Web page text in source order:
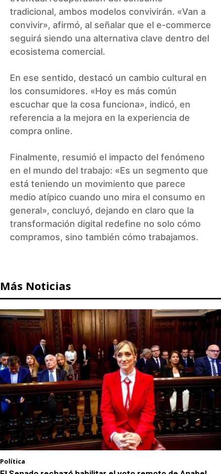
tradicional, ambos modelos convivirán. «Van a
convivir», afirmó, al señalar que el e-commerce
seguirá siendo una alternativa clave dentro del
ecosistema comercial.
En ese sentido, destacó un cambio cultural en
los consumidores. «Hoy es más común
escuchar que la cosa funciona», indicó, en
referencia a la mejora en la experiencia de
compra online.
Finalmente, resumió el impacto del fenómeno
en el mundo del trabajo: «Es un segmento que
está teniendo un movimiento que parece
medio atípico cuando uno mira el consumo en
general», concluyó, dejando en claro que la
transformación digital redefine no solo cómo
compramos, sino también cómo trabajamos.
Más Noticias
Política